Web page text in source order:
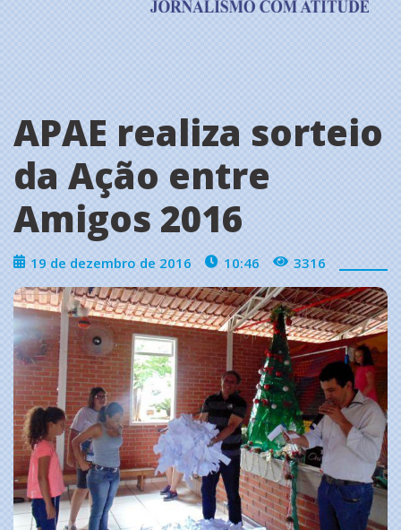
APAE realiza sorteio
da Ação entre
Amigos 2016
19 de dezembro de 2016 10:46 3316